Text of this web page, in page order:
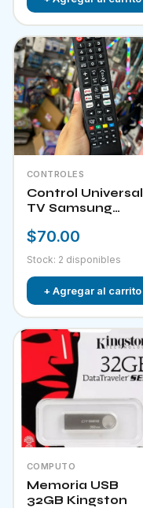
CONTROLES
Control Universal
TV Samsung
$70.00
Stock: 2 disponibles
+ Agregar al carrito
COMPUTO
Memoria USB
32GB Kingston